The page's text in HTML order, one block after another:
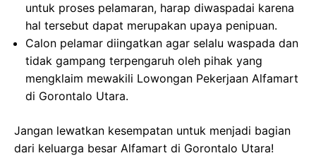
untuk proses pelamaran, harap diwaspadai karena
hal tersebut dapat merupakan upaya penipuan.
Calon pelamar diingatkan agar selalu waspada dan
tidak gampang terpengaruh oleh pihak yang
mengklaim mewakili Lowongan Pekerjaan Alfamart
di Gorontalo Utara.
Jangan lewatkan kesempatan untuk menjadi bagian
dari keluarga besar Alfamart di Gorontalo Utara!